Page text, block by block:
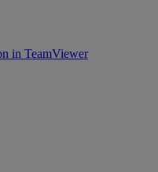
in TeamViewer